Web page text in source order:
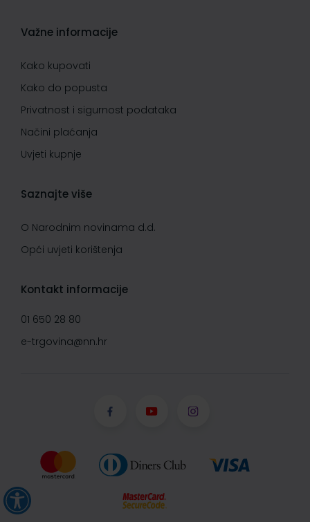
Važne informacije
Kako kupovati
Kako do popusta
Privatnost i sigurnost podataka
Načini plaćanja
Uvjeti kupnje
Saznajte više
O Narodnim novinama d.d.
Opći uvjeti korištenja
Kontakt informacije
01 650 28 80
e-trgovina@nn.hr